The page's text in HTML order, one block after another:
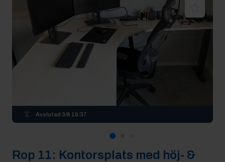
Avslutad 3/6 15:37
Rop 11: Kontorsplats med höj- &